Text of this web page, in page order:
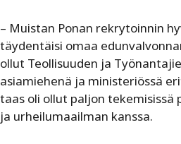
– Muistan Ponan rekrytoinnin
täydentäisi omaa
ollut Teollisuuden ja
asiamiehenä ja ministeriössä
taas oli ollut paljon tekemisissä
ja urheilumaailman kanssa.